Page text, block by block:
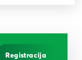
Registracija